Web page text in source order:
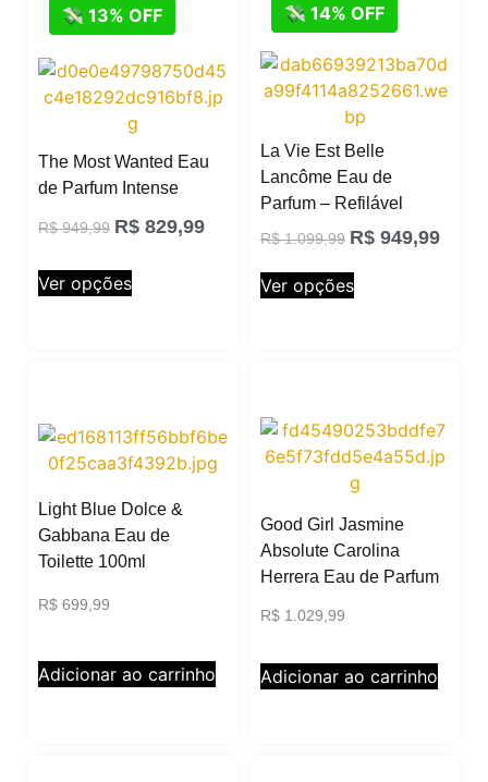
💸 13% OFF
The Most Wanted Eau
de Parfum Intense
R$949,99 R$ 829,99
Ver opções
💸 14% OFF
La Vie Est Belle
Lancôme Eau de
Parfum – Refilável
R$1.099,99 R$ 949,99
Ver opções
Light Blue Dolce &
Gabbana Eau de
Toilette 100ml
R$ 699,99
Adicionar ao carrinho
Good Girl Jasmine
Absolute Carolina
Herrera Eau de Parfum
R$ 1.029,99
Adicionar ao carrinho